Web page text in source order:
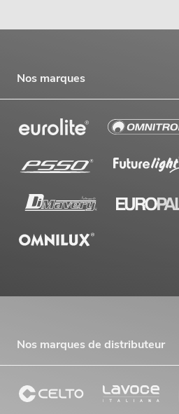
Nos marques
Nos marques de distributeur